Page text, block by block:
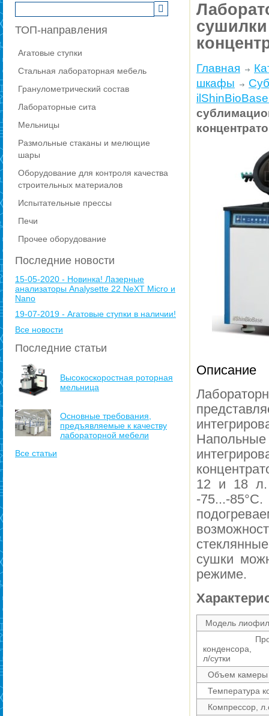
ТОП-направления
Агатовые ступки
Стальная лабораторная мебель
Гранулометрический состав
Лабораторные сита
Мельницы
Размольные стаканы и мелющие
шары
Оборудование для контроля качества
строительных материалов
Испытательные прессы
Печи
Прочее оборудование
Последние новости
15-05-2020 - Новинка! Лазерные
анализаторы Analysette 22 NeXT Micro и
Nano
19-07-2019 - Агатовые ступки в наличии!
Все новости
Последние статьи
Высокоскоростная роторная
мельница
Основные требования,
предъявляемые к качеству
лабораторной мебели
Все статьи
Главная
шкафы
Описание
12 и 18 л.
-75...-
сушки
режиме.
Модель
конденсора,
л/сутки
Объем камеры
Температура
Компрессор,